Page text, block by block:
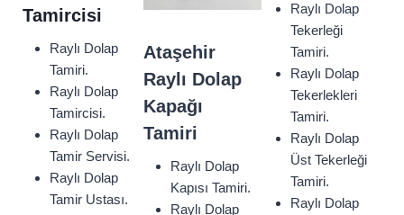
Tamircisi
Raylı Dolap
Tamiri.
Raylı Dolap
Tamircisi.
Raylı Dolap
Tamir Servisi.
Raylı Dolap
Tamir Ustası.
Ataşehir
Raylı Dolap
Kapağı
Tamiri
Raylı Dolap
Kapısı Tamiri.
Raylı Dolap
Raylı Dolap
Tekerleği
Tamiri.
Raylı Dolap
Tekerlekleri
Tamiri.
Raylı Dolap
Üst Tekerleği
Tamiri.
Raylı Dolap